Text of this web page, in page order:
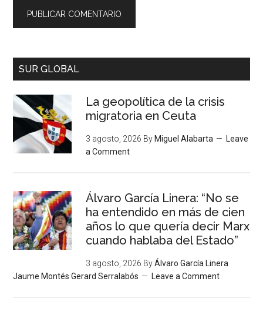
SUR GLOBAL
La geopolítica de la crisis
migratoria en Ceuta
3 agosto, 2026 By Miguel Alabarta
Leave
a Comment
Álvaro García Linera: “No se
ha entendido en más de cien
años lo que quería decir Marx
cuando hablaba del Estado”
3 agosto, 2026 ByÁlvaro García Linera
Jaume Montés Gerard Serralabós
Leave a Comment